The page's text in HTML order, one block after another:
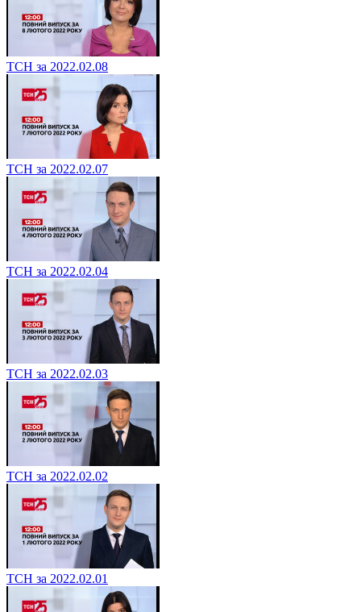
ТСН за 2022.02.08
ТСН за 2022.02.07
ТСН за 2022.02.04
ТСН за 2022.02.03
ТСН за 2022.02.02
ТСН за 2022.02.01